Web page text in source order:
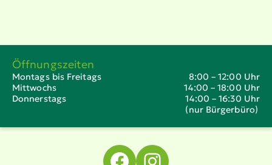
Öffnungszeiten
Montags bis Freitags
8:00 – 12:00 Uhr
Mittwochs
14:00 – 18:00 Uhr
Donnerstags
14:00 – 16:30 Uhr
(nur Bürgerbüro)